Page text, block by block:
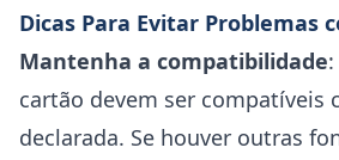
Dicas Para Evitar Problemas
Mantenha a compatibilidade
cartão devem ser compatíveis
declarada. Se houver outras